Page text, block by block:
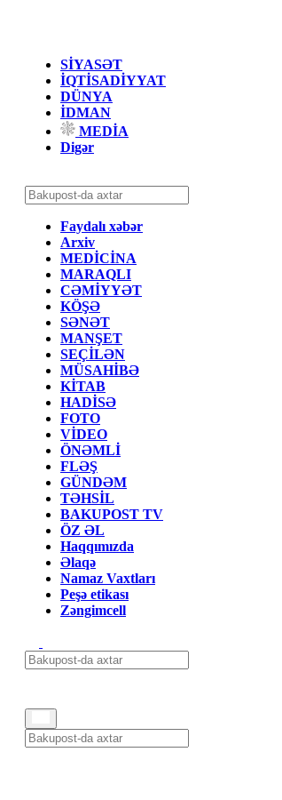
SİYASƏT
İQTİSADİYYAT
DÜNYA
İDMAN
MEDİA
Digər
Faydalı xəbər
Arxiv
MEDİCİNA
MARAQLI
CƏMİYYƏT
KÖŞƏ
SƏNƏT
MANŞET
SEÇİLƏN
MÜSAHİBƏ
KİTAB
HADİSƏ
FOTO
VİDEO
ÖNƏMLİ
FLƏŞ
GÜNDƏM
TƏHSİL
BAKUPOST TV
ÖZ ƏL
Haqqımızda
Əlaqə
Namaz Vaxtları
Peşə etikası
Zəngimcell